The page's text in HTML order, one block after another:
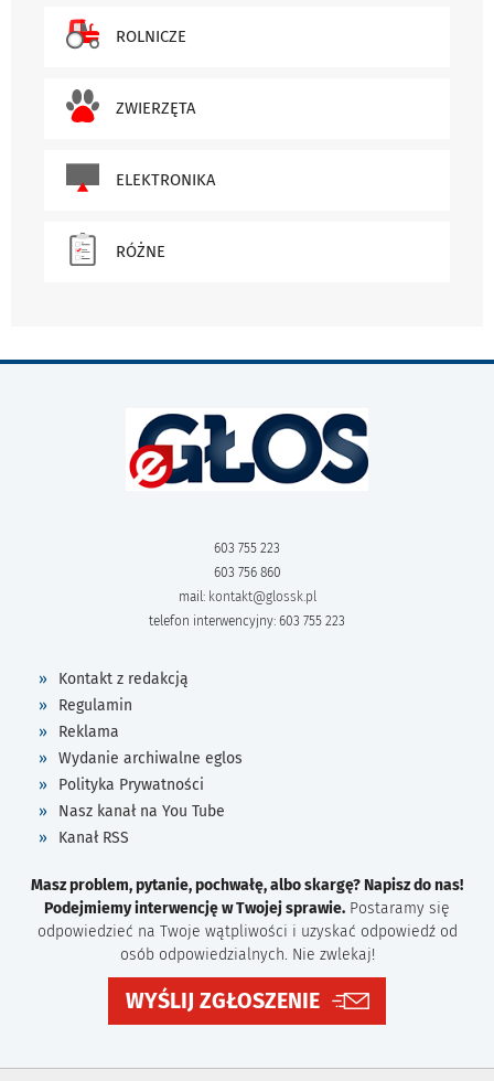
ROLNICZE
ZWIERZĘTA
ELEKTRONIKA
RÓŻNE
603 755 223
603 756 860
mail: kontakt@glossk.pl
telefon interwencyjny: 603 755 223
Kontakt z redakcją
Regulamin
Reklama
Wydanie archiwalne eglos
Polityka Prywatności
Nasz kanał na You Tube
Kanał RSS
Masz problem, pytanie, pochwałę, albo skargę? Napisz do nas!
Podejmiemy interwencję w Twojej sprawie. Postaramy się
odpowiedzieć na Twoje wątpliwości i uzyskać odpowiedź od
osób odpowiedzialnych. Nie zwlekaj!
WYŚLIJ ZGŁOSZENIE